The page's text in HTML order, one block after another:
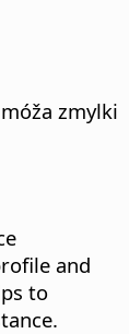
zmylki
and
to